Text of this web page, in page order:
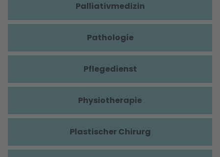
Palliativmedizin
Pathologie
Pflegedienst
Physiotherapie
Plastischer Chirurg